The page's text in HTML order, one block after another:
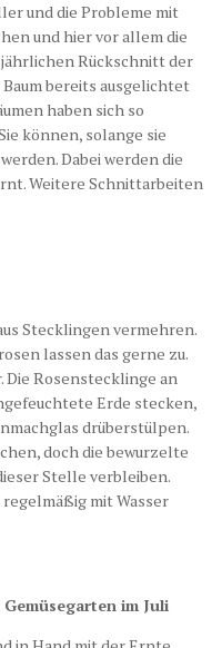
und die Probleme mit
und hier vor allem die
Rückschnitt der
bereits ausgelichtet
haben sich so
können, solange sie
Dabei werden die
Weitere Schnittarbeiten
Stecklingen vermehren.
lassen das gerne zu.
Die Rosenstecklinge an
Erde stecken,
drüberstülpen.
doch die bewurzelte
Stelle verbleiben.
mit Wasser
Gemüsegarten im Juli